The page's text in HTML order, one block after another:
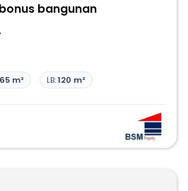
bangunan
m² LB:120 m²